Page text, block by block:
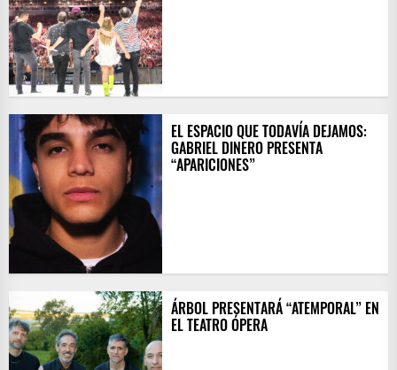
EL ESPACIO QUE TODAVÍA DEJAMOS:
GABRIEL DINERO PRESENTA
“APARICIONES”
ÁRBOL PRESENTARÁ “ATEMPORAL” EN
EL TEATRO ÓPERA